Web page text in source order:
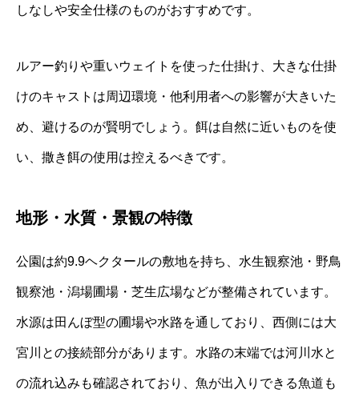
しなしや安全仕様のものがおすすめです。
ルアー釣りや重いウェイトを使った仕掛け、大きな仕掛
けのキャストは周辺環境・他利用者への影響が大きいた
め、避けるのが賢明でしょう。餌は自然に近いものを使
い、撒き餌の使用は控えるべきです。
地形・水質・景観の特徴
公園は約9.9ヘクタールの敷地を持ち、水生観察池・野鳥
観察池・潟場圃場・芝生広場などが整備されています。
水源は田んぼ型の圃場や水路を通しており、西側には大
宮川との接続部分があります。水路の末端では河川水と
の流れ込みも確認されており、魚が出入りできる魚道も